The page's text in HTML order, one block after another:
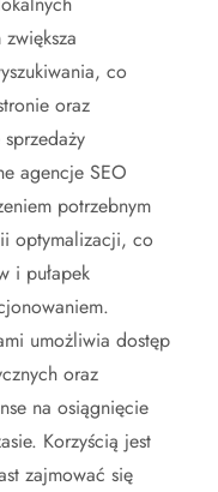
co
oraz
agencje SEO
potrzebnym
optymalizacji, co
i pułapek
umożliwia dostęp
oraz
na osiągnięcie
Korzyścią jest
zajmować się